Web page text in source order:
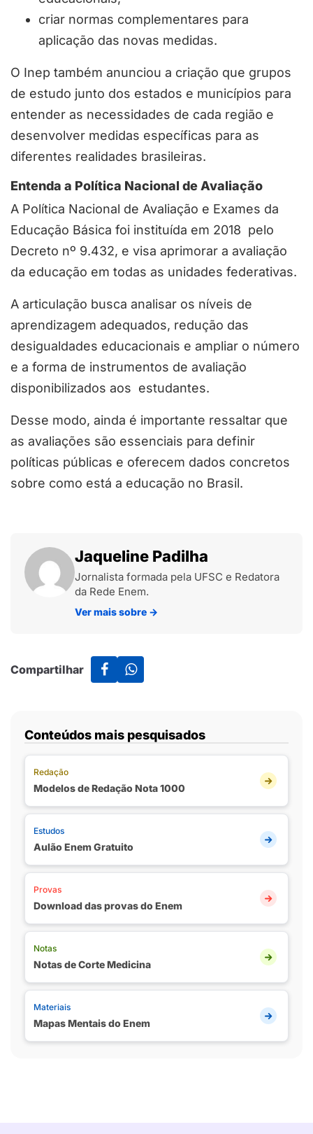
criar normas complementares para
aplicação das novas medidas.
O Inep também anunciou a criação que grupos
de estudo junto dos estados e municípios para
entender as necessidades de cada região e
desenvolver medidas específicas para as
diferentes realidades brasileiras.
Entenda a Política Nacional de Avaliação
A Política Nacional de Avaliação e Exames da
Educação Básica foi instituída em 2018 pelo
Decreto nº 9.432, e visa aprimorar a avaliação
da educação em todas as unidades federativas.
A articulação busca analisar os níveis de
aprendizagem adequados, redução das
desigualdades educacionais e ampliar o número
e a forma de instrumentos de avaliação
disponibilizados aos estudantes.
Desse modo, ainda é importante ressaltar que
as avaliações são essenciais para definir
políticas públicas e oferecem dados concretos
sobre como está a educação no Brasil.
Jaqueline Padilha
Jornalista formada pela UFSC e Redatora
da Rede Enem.
Ver mais sobre →
Compartilhar
Conteúdos mais pesquisados
Redação
Modelos de Redação Nota 1000
Estudos
Aulão Enem Gratuito
Provas
Download das provas do Enem
Notas
Notas de Corte Medicina
Materiais
Mapas Mentais do Enem